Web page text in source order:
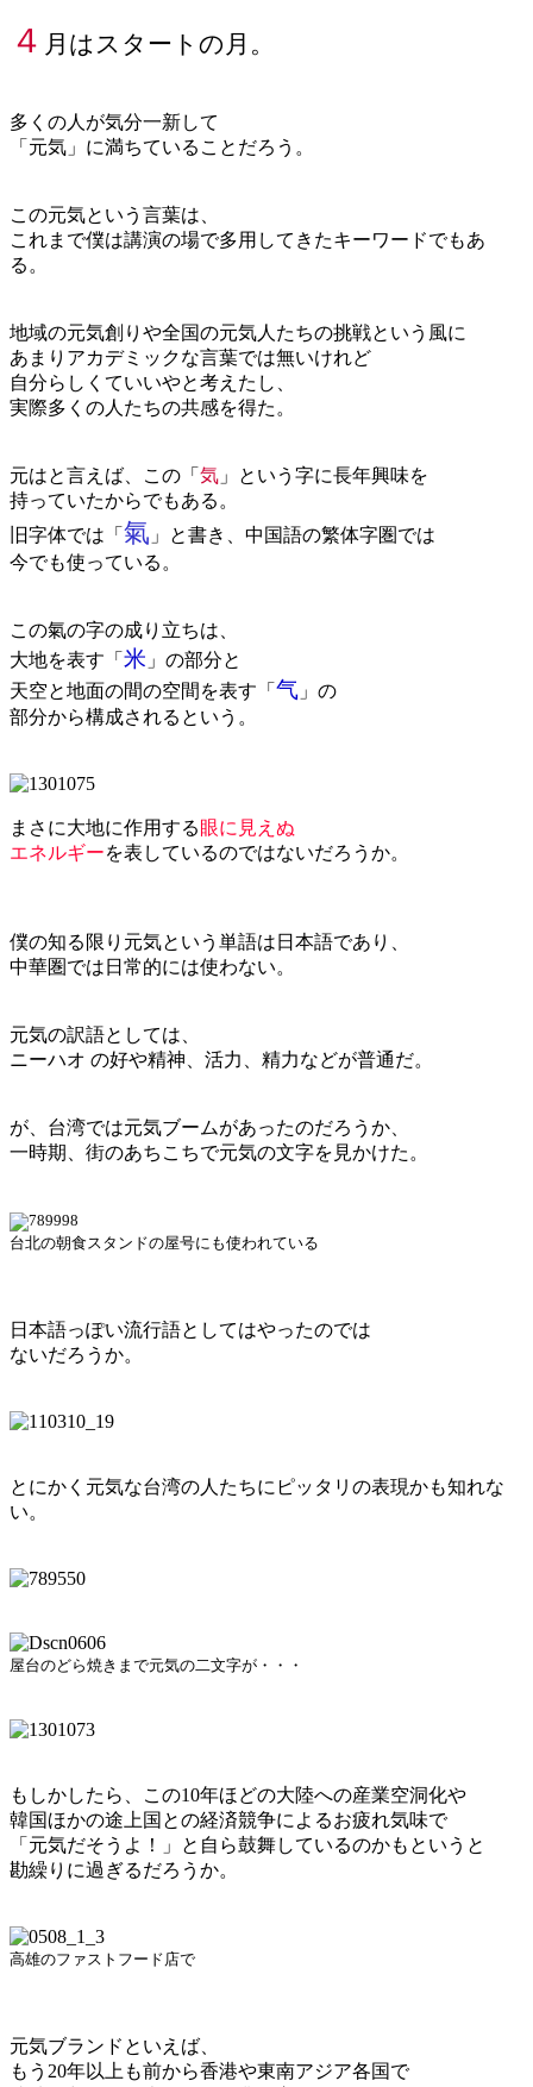
有
４ 月はスタートの月。
多くの人が気分一新して
「元気」に満ちていることだろう。
この元気という言葉は、
これまで僕は講演の場で多用してきたキーワードでもあ
る。
地域の元気創りや全国の元気人たちの挑戦という風に
あまりアカデミックな言葉では無いけれど
自分らしくていいやと考えたし、
実際多くの人たちの共感を得た。
元はと言えば、この「 気 」という字に長年興味を
持っていたからでもある。
旧字体では「 氣 」と書き、中国語の繁体字圏では
今でも使っている。
この氣の字の成り立ちは、
大地を表す「 米 」の部分と
天空と地面の間の空間を表す「 气 」の
部分から構成されるという。
まさに大地に作用する 眼に見えぬ
エネルギーを表しているのではないだろうか。
僕の知る限り元気という単語は日本語であり、
中華圏では日常的には使わない。
元気の訳語としては、
ニーハオ の好や精神、活力、精力などが普通だ。
が、台湾では元気ブームがあったのだろうか、
一時期、街のあちこちで元気の文字を見かけた。
台北の朝食スタンドの屋号にも使われている
日本語っぽい流行語としてはやったのでは
ないだろうか。
とにかく元気な台湾の人たちにピッタリの表現かも知れな
い。
屋台のどら焼きまで元気の二文字が・・・
もしかしたら、この10年ほどの大陸への産業空洞化や
韓国ほかの途上国との経済競争によるお疲れ気味で
「元気だそうよ！」と自ら鼓舞しているのかもというと
勘繰りに過ぎるだろうか。
高雄のファストフード店で
元気ブランドといえば、
もう20年以上も前から香港や東南アジア各国で